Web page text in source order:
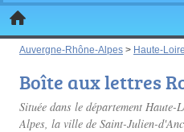
Auvergne-Rhône-Alpes > Haute-Loire
Boîte aux lettres
Située dans le département
Alpes, la ville de Saint-Julien-